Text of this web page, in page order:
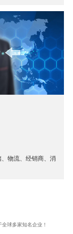
物流、经销商、消
球多家知名企业！